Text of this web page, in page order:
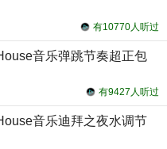
有10770人听过
音乐弹跳节奏超正包
有9427人听过
音乐迪拜之夜水调节